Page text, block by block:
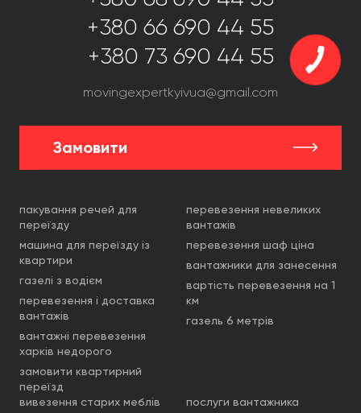
+380 66 690 44 55
+380 73 690 44 55
movingexpertkyivua@gmail.com
Замовити
пакування речей для
переїзду
машина для переїзду із
квартири
газелі з водієм
перевезення і доставка
вантажів
вантажні перевезення
харків недорого
замовити квартирний
переїзд
перевезення невеликих
вантажів
перевезення шаф ціна
вантажники для занесення
вартість перевезення на 1
км
газель 6 метрів
вивезення старих меблів
послуги вантажника